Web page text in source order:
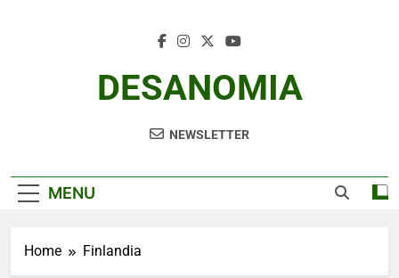
DESANOMIA
NEWSLETTER
MENU
Home Finlandia